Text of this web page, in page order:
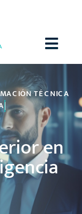
MACIÓNTÉCNICA
en